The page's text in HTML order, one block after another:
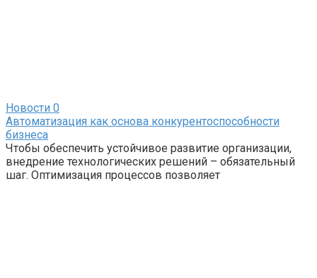
Новости 0
Автоматизация как основа конкурентоспособности
бизнеса
Чтобы обеспечить устойчивое развитие организации,
внедрение технологических решений – обязательный
шаг. Оптимизация процессов позволяет